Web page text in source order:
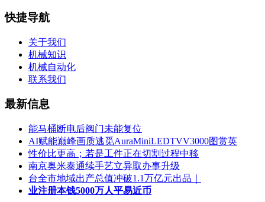
快捷导航
关于我们
机械知识
机械自动化
联系我们
最新信息
能马桶断电后阀门未能复位
AI赋能巅峰画质逃觅AuraMiniLEDTVV3000图赏英
性价比更高；若是工件正在切割过程中移
南京奥米泰通续手艺立异取办事升级
台全市地域出产总值冲破1.1万亿元出品｜
业注册本钱5000万人平易近币